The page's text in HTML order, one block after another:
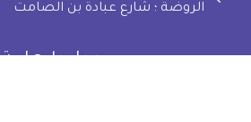
الروضة ؛ شارع عبادة بن الصامت
روابط هامة